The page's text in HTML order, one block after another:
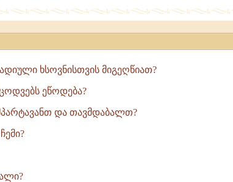
ხსოვნისთვის მიგეღწიათ?
ეწოდება?
და თავმდაბალთ?